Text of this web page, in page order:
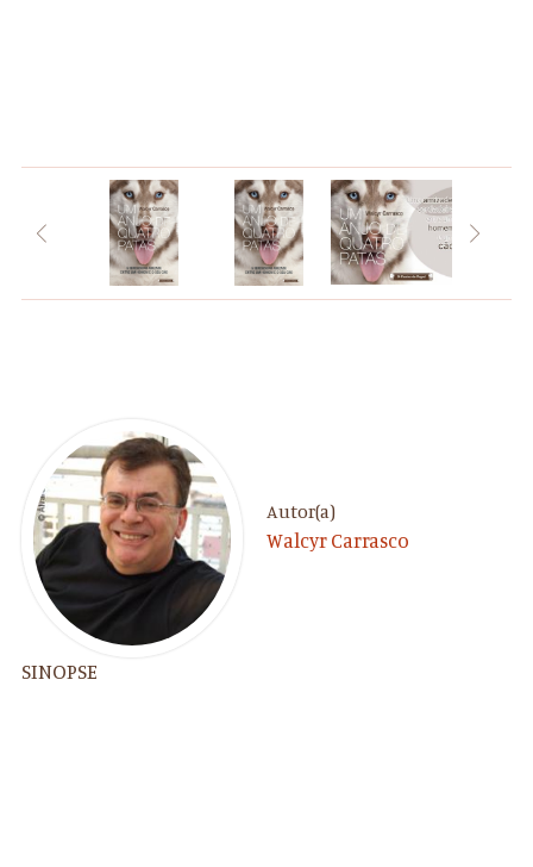
Autor(a)
Walcyr Carrasco
SINOPSE